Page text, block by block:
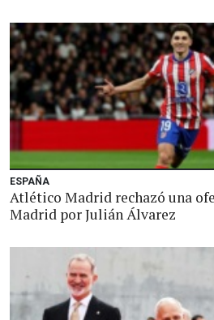
ESPAÑA
Atlético Madrid rechazó una
Madrid por Julián Álvarez